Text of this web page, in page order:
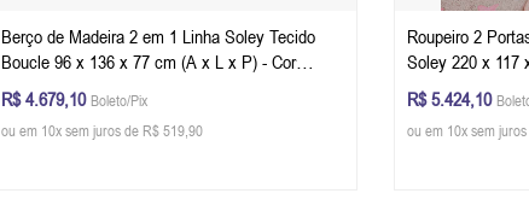
Berço de Madeira 2 em 1 Linha Soley Tecido
Boucle 96 x 136 x 77 cm (A x L x P) - Cor
Carvalho Malva Com Boucle + Colchão
R$ 4.679,10 Boleto/Pix
ou em 10x sem juros de R$ 519,90
Roupeiro 2
Soley 220 x 117 x 52 cm (A x L x
Carvalho Malva
R$ 5.424,10
ou em 10x sem